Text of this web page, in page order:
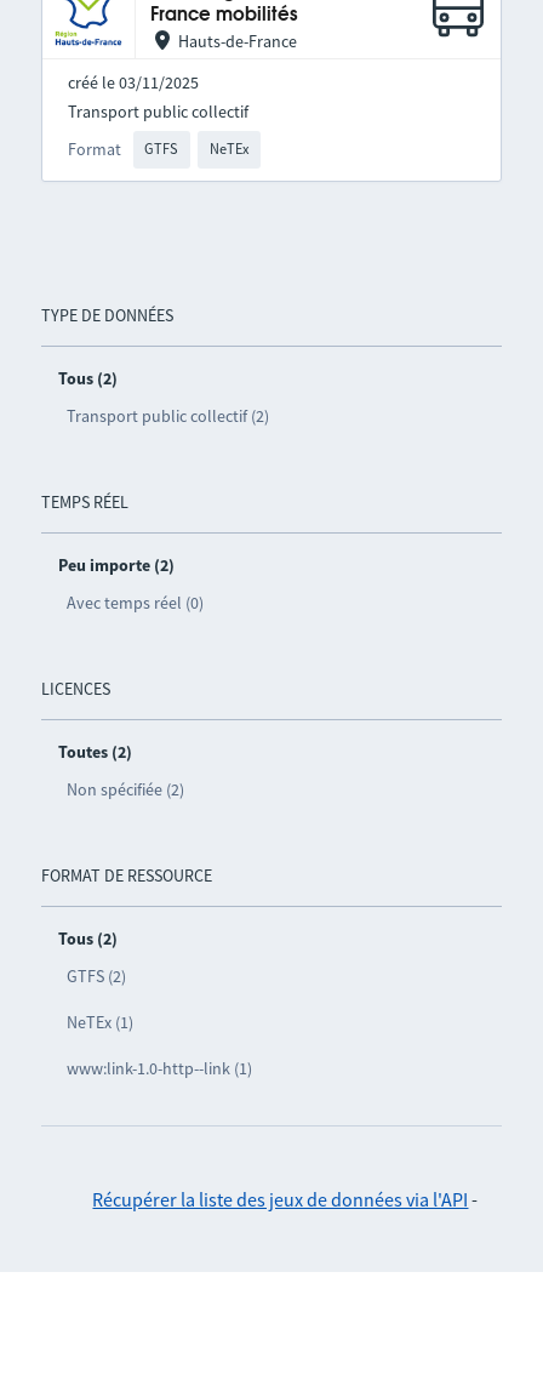
TYPE DE DONNÉES
Tous (2)
Transport public collectif (2)
TEMPS RÉEL
Peu importe (2)
Avec temps réel (0)
LICENCES
Toutes (2)
Non spécifiée (2)
FORMAT DE RESSOURCE
Tous (2)
GTFS (2)
NeTEx (1)
www:link-1.0-http--link (1)
France mobilités
Hauts-de-France
créé le 03/11/2025
Format GTFS NeTEx
Transport public collectif
Récupérer la liste des jeux de données via l'API -